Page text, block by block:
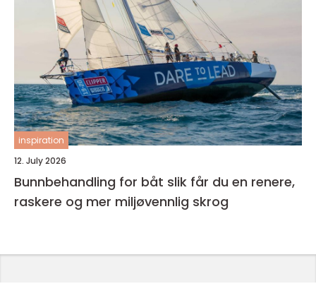
inspiration
12. July 2026
Bunnbehandling for båt slik får du en renere,
raskere og mer miljøvennlig skrog